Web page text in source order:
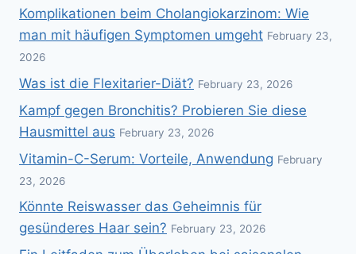
Komplikationen beim Cholangiokarzinom: Wie
man mit häufigen Symptomen umgeht February 23,
2026
Was ist die Flexitarier-Diät? February 23, 2026
Kampf gegen Bronchitis? Probieren Sie diese
Hausmittel aus February 23, 2026
Vitamin-C-Serum: Vorteile, Anwendung February
23, 2026
Könnte Reiswasser das Geheimnis für
gesünderes Haar sein? February 23, 2026